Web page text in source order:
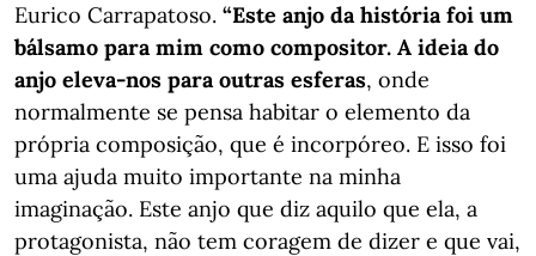
Eurico Carrapatoso. “Este anjo da história foi um
bálsamo para mim como compositor. A ideia do
anjo eleva-nos para outras esferas, onde
normalmente se pensa habitar o elemento da
própria composição, que é incorpóreo. E isso foi
uma ajuda muito importante na minha
imaginação. Este anjo que diz aquilo que ela, a
protagonista, não tem coragem de dizer e que vai,